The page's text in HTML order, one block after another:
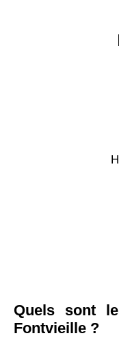
Quels sont
Fontvieille ?